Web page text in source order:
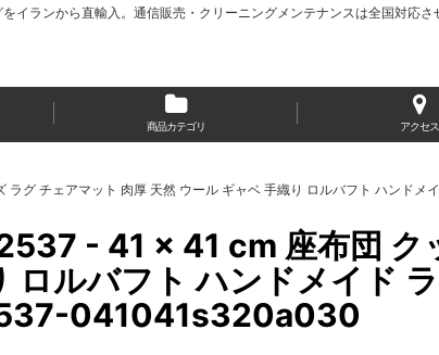
イランから直輸入。通信販売・クリーニングメンテナンスは全国対応
商品カテゴリ アクセス
グ チェアマット 肉厚 天然 ウール ギャベ 手織り ロルバフト ハンド
- 41 × 41 cm 座布団
ロルバフト ハンドメイド
041041s320a030